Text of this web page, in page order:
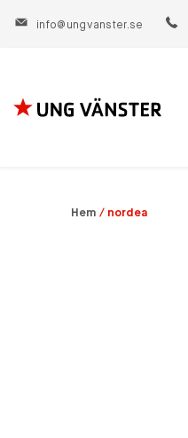
info@ungvanster.se
Hoppa
Hem / nordea